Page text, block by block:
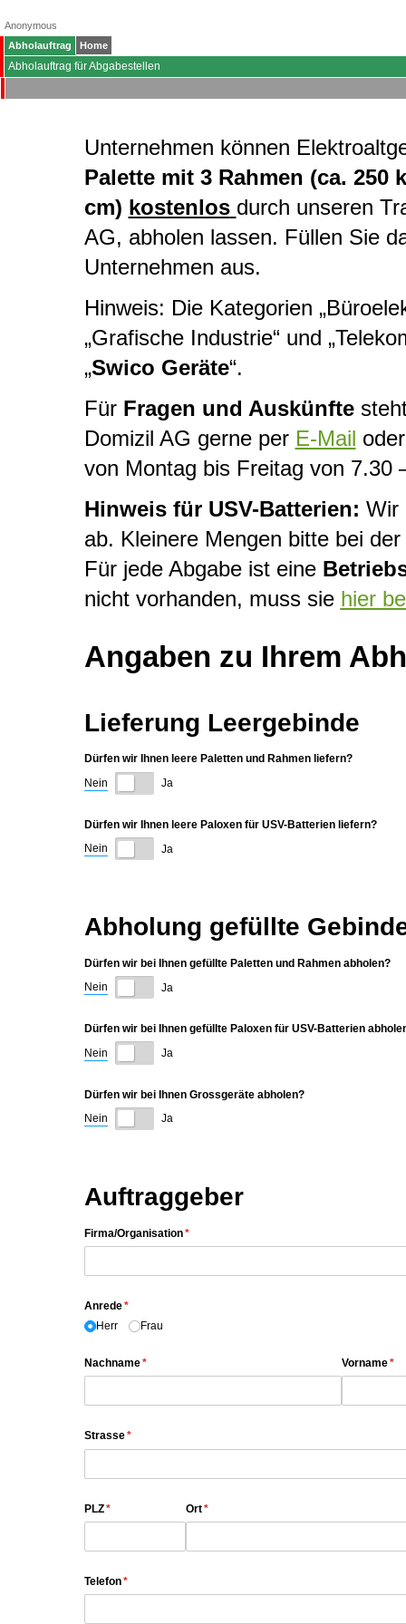
Anonymous
Abholauftrag
Home
Abholauftrag für Abgabestellen
Unternehmen können
Palette mit 3 Rahmen (ca. 250
cm) kostenlos durch unseren
AG, abholen lassen. Füllen Sie
Unternehmen aus.
Hinweis: Die Kategorien
„Grafische Industrie“ und
„Swico Geräte“.
Für Fragen und Auskünfte
Domizil AG gerne per E-Mail
von Montag bis Freitag von 7.30
Hinweis für USV-Batterien: Wir
ab. Kleinere Mengen bitte bei
Für jede Abgabe ist eine
nicht vorhanden, muss sie hier
Angaben zu Ihrem
Lieferung Leergebinde
Dürfen wir Ihnen leere Paletten und Rahmen liefern?
Nein
Ja
Dürfen wir Ihnen leere Paloxen für USV-Batterien liefern?
Nein
Ja
Abholung gefüllte
Dürfen wir bei Ihnen gefüllte Paletten und Rahmen abholen?
Nein
Ja
Dürfen wir bei Ihnen gefüllte Paloxen für USV-Batterien
Nein
Ja
Dürfen wir bei Ihnen Grossgeräte abholen?
Nein
Ja
Auftraggeber
Firma/​Organisation*
(erforderlich)
Anrede*
(erforderlich)
Herr
Frau
Nachname*
(erforderlich) Vorname*
Strasse*
(erforderlich)
PLZ*
(erforderlich) Ort*
(erforderlich)
Telefon*
(erforderlich)